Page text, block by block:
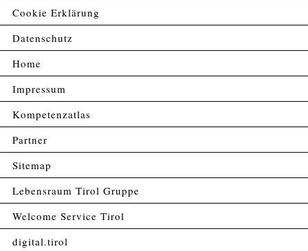
Cookie Erklärung
Datenschutz
Home
Impressum
Kompetenzatlas
Partner
Sitemap
Lebensraum Tirol Gruppe
Welcome Service Tirol
digital.tirol